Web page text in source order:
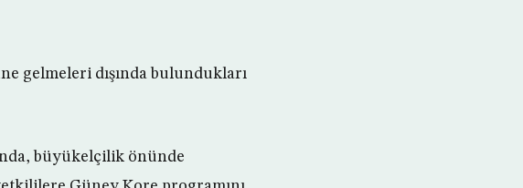
gelmeleri dışında bulundukları
büyükelçilik önünde